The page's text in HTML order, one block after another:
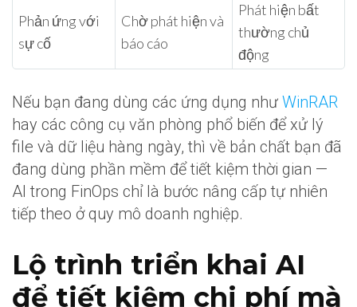
Phản ứng với
sự cố
Chờ phát hiện và
báo cáo
Phát hiện bất
thường chủ
động
Nếu bạn đang dùng các ứng dụng như WinRAR
hay các công cụ văn phòng phổ biến để xử lý
file và dữ liệu hàng ngày, thì về bản chất bạn đã
đang dùng phần mềm để tiết kiệm thời gian —
AI trong FinOps chỉ là bước nâng cấp tự nhiên
tiếp theo ở quy mô doanh nghiệp.
Lộ trình triển khai AI
để tiết kiệm chi phí mà